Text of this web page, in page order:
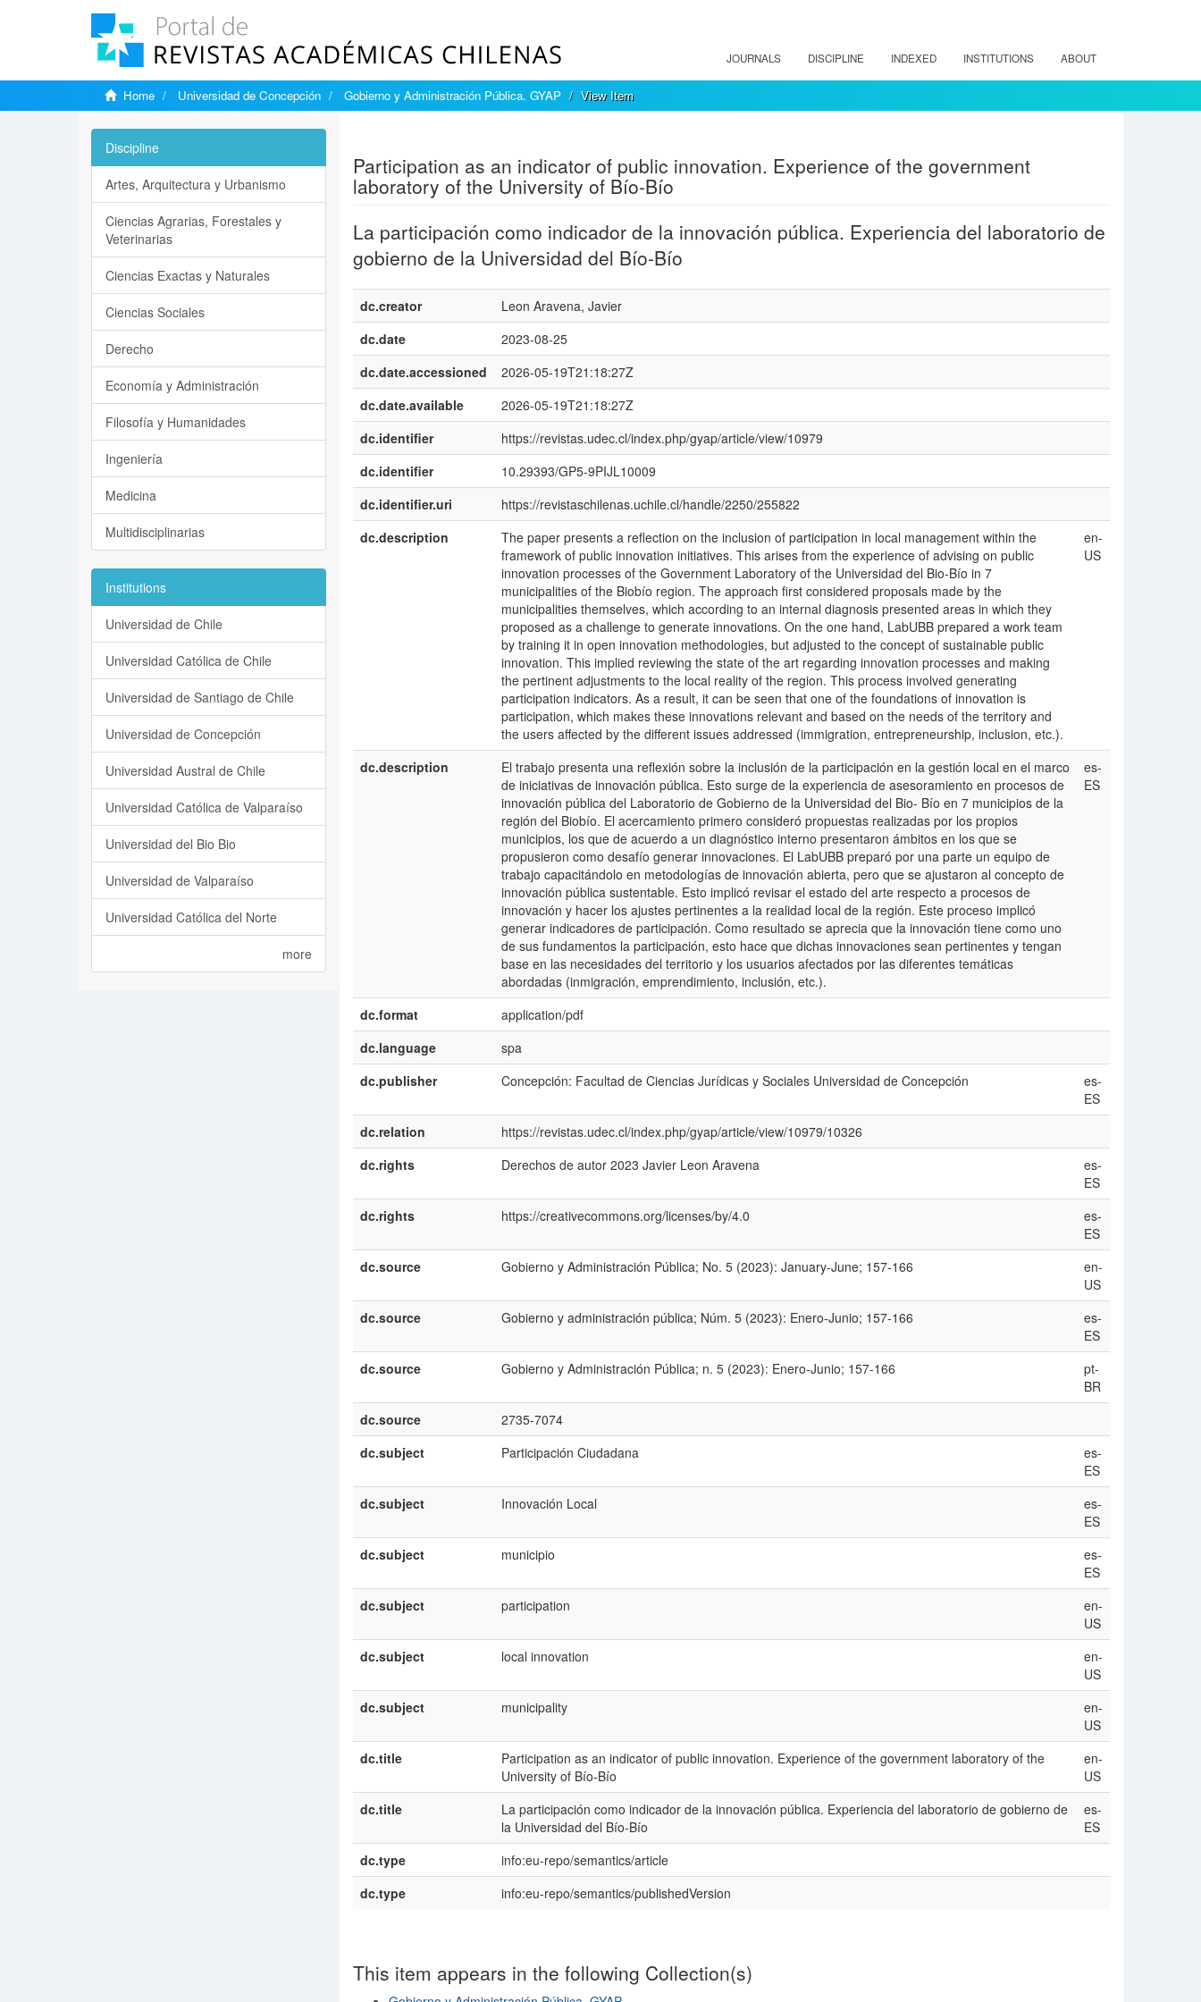
JOURNALS DISCIPLINE INDEXED INSTITUTIONS ABOUT
Home Universidad de Concepción Gobierno y Administración Pública. GYAP View Item
Participation as an indicator of public innovation. Experience of the government
laboratory of the University of Bío-Bío
La participación como indicador de la innovación pública. Experiencia del laboratorio de
gobierno de la Universidad del Bío-Bío
dc.creator
Leon Aravena, Javier
dc.date
2023-08-25
dc.date.accessioned
2026-05-19T21:18:27Z
dc.date.available
2026-05-19T21:18:27Z
dc.identifier
https://revistas.udec.cl/index.php/gyap/article/view/10979
dc.identifier
10.29393/GP5-9PIJL10009
dc.identifier.uri
https://revistaschilenas.uchile.cl/handle/2250/255822
dc.description
The paper presents a reflection on the inclusion of participation in local management within the
framework of public innovation initiatives. This arises from the experience of advising on public
innovation processes of the Government Laboratory of the Universidad del Bio-Bío in 7
municipalities of the Biobío region. The approach first considered proposals made by the
municipalities themselves, which according to an internal diagnosis presented areas in which they
proposed as a challenge to generate innovations. On the one hand, LabUBB prepared a work team
by training it in open innovation methodologies, but adjusted to the concept of sustainable public
innovation. This implied reviewing the state of the art regarding innovation processes and making
the pertinent adjustments to the local reality of the region. This process involved generating
participation indicators. As a result, it can be seen that one of the foundations of innovation is
participation, which makes these innovations relevant and based on the needs of the territory and
the users affected by the different issues addressed (immigration, entrepreneurship, inclusion, etc.).
en-
US
dc.description
El trabajo presenta una reflexión sobre la inclusión de la participación en la gestión local en el marco
de iniciativas de innovación pública. Esto surge de la experiencia de asesoramiento en procesos de
innovación pública del Laboratorio de Gobierno de la Universidad del Bio- Bío en 7 municipios de la
región del Biobío. El acercamiento primero consideró propuestas realizadas por los propios
municipios, los que de acuerdo a un diagnóstico interno presentaron ámbitos en los que se
propusieron como desafío generar innovaciones. El LabUBB preparó por una parte un equipo de
trabajo capacitándolo en metodologías de innovación abierta, pero que se ajustaron al concepto de
innovación pública sustentable. Esto implicó revisar el estado del arte respecto a procesos de
innovación y hacer los ajustes pertinentes a la realidad local de la región. Este proceso implicó
generar indicadores de participación. Como resultado se aprecia que la innovación tiene como uno
de sus fundamentos la participación, esto hace que dichas innovaciones sean pertinentes y tengan
base en las necesidades del territorio y los usuarios afectados por las diferentes temáticas
abordadas (inmigración, emprendimiento, inclusión, etc.).
es-
ES
dc.format
application/pdf
dc.language
spa
dc.publisher
Concepción: Facultad de Ciencias Jurídicas y Sociales Universidad de Concepción
es-
ES
dc.relation
https://revistas.udec.cl/index.php/gyap/article/view/10979/10326
dc.rights
Derechos de autor 2023 Javier Leon Aravena
es-
ES
dc.rights
https://creativecommons.org/licenses/by/4.0
es-
ES
dc.source
Gobierno y Administración Pública; No. 5 (2023): January-June; 157-166
en-
US
dc.source
Gobierno y administración pública; Núm. 5 (2023): Enero-Junio; 157-166
es-
ES
dc.source
Gobierno y Administración Pública; n. 5 (2023): Enero-Junio; 157-166
pt-
BR
dc.source
2735-7074
dc.subject
Participación Ciudadana
es-
ES
dc.subject
Innovación Local
es-
ES
dc.subject
municipio
es-
ES
dc.subject
participation
en-
US
dc.subject
local innovation
en-
US
dc.subject
municipality
en-
US
dc.title
Participation as an indicator of public innovation. Experience of the government laboratory of the
University of Bío-Bío
en-
US
dc.title
La participación como indicador de la innovación pública. Experiencia del laboratorio de gobierno de
la Universidad del Bío-Bío
es-
ES
dc.type
info:eu-repo/semantics/article
dc.type
info:eu-repo/semantics/publishedVersion
This item appears in the following Collection(s)
Discipline
Artes, Arquitectura y Urbanismo
Ciencias Agrarias, Forestales y
Veterinarias
Ciencias Exactas y Naturales
Ciencias Sociales
Derecho
Economía y Administración
Filosofía y Humanidades
Ingeniería
Medicina
Multidisciplinarias
Institutions
Universidad de Chile
Universidad Católica de Chile
Universidad de Santiago de Chile
Universidad de Concepción
Universidad Austral de Chile
Universidad Católica de Valparaíso
Universidad del Bio Bio
Universidad de Valparaíso
Universidad Católica del Norte
more